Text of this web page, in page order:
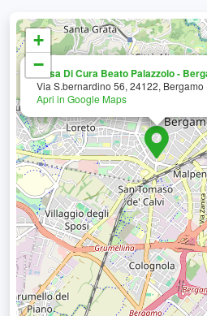
Casa Di Cura Beato Palazzolo -
Via S.bernardino 56, 24122, Bergamo
Apri in Google Maps
+
−